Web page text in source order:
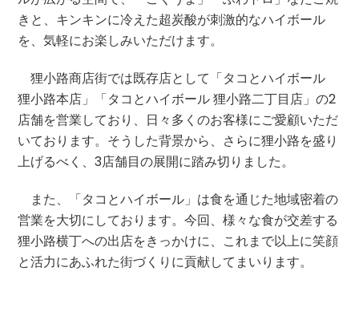
きと、キンキンに冷えた超炭酸が刺激的なハイボール
を、気軽にお楽しみいただけます。
狸小路商店街では既存店として「タコとハイボール
狸小路本店」「タコとハイボール 狸小路二丁目店」の2
店舗を営業しており、日々多くのお客様にご愛顧いただ
いております。そうした背景から、さらに狸小路を盛り
上げるべく、3店舗目の展開に踏み切りました。
また、「タコとハイボール」は食を通じた地域密着の
営業を大切にしております。今回、様々な食が交差する
狸小路横丁への出店をきっかけに、これまで以上に笑顔
と活力にあふれた街づくりに貢献してまいります。